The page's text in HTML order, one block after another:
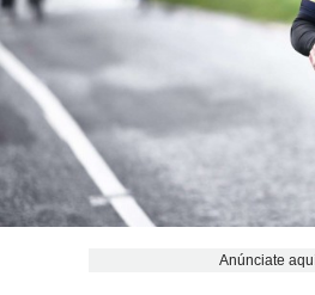
Anúnciate